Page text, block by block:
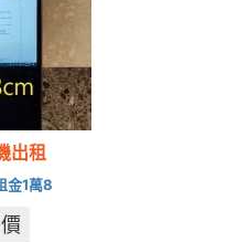
出租
金1萬8